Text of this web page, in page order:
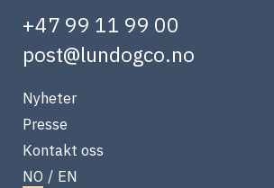
+47 99 11 99 00
post@lundogco.no
Nyheter
Presse
Kontakt oss
NO / EN